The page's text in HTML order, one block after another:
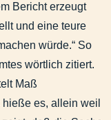
2
Denkmalschutz)
umstritten“ vom
oder
Bericht erzeugt
und eine teure
würde.“ So
wörtlich zitiert.
Maß
es, allein weil